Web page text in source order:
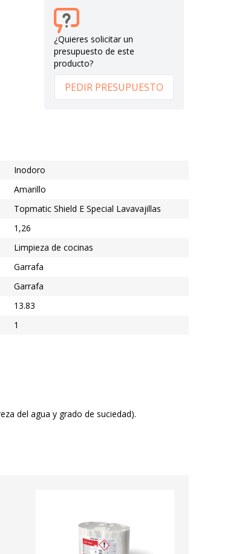
¿Quieres solicitar un
presupuesto de este
producto?
PEDIR PRESUPUESTO
Inodoro
Amarillo
Topmatic Shield E Special Lavavajillas
1,26
Limpieza de cocinas
Garrafa
Garrafa
13.83
1
del agua y grado de suciedad).